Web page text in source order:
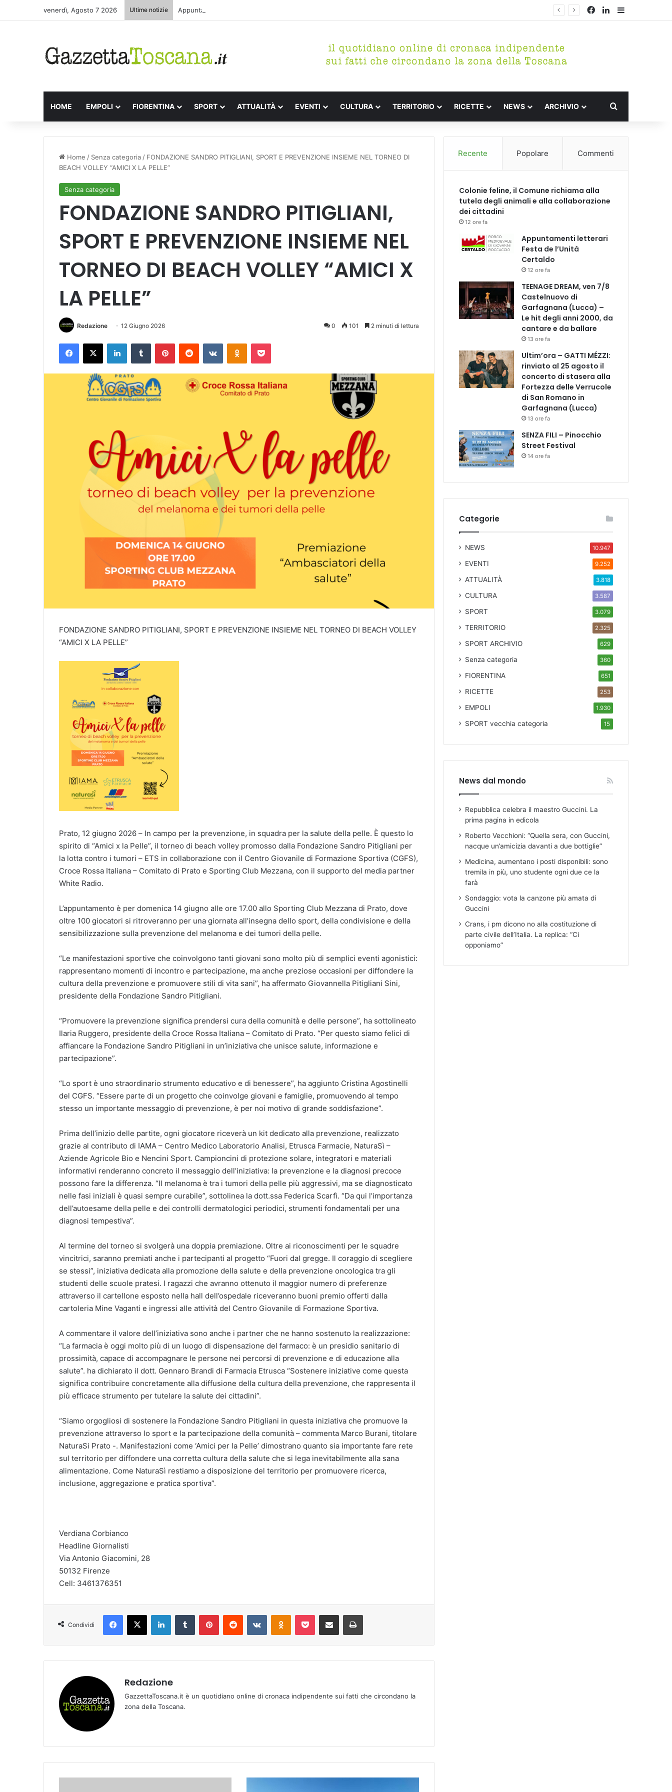
venerdì, Agosto 7 2026 Ultime notizie Appuntamenti letterari Festa de l’Unità Certaldo Facebook
LinkedIn
HOME EMPOLI FIORENTINA SPORT ATTUALITÀ EVENTI CULTURA TERRITORIO RICETTE NEWS ARCHIVIO
Home / Senza categoria / FONDAZIONE SANDRO PITIGLIANI, SPORT E PREVENZIONE INSIEME NEL TORNEO DI
BEACH VOLLEY “AMICI X LA PELLE”
Senza categoria
FONDAZIONE SANDRO PITIGLIANI,
SPORT E PREVENZIONE INSIEME NEL
TORNEO DI BEACH VOLLEY “AMICI X
LA PELLE”
Redazione 12 Giugno 2026 0 101 2 minuti di lettura
FONDAZIONE SANDRO PITIGLIANI, SPORT E PREVENZIONE INSIEME NEL TORNEO DI BEACH VOLLEY
“AMICI X LA PELLE”
Prato, 12 giugno 2026 – In campo per la prevenzione, in squadra per la salute della pelle. È questo lo
spirito di “Amici x la Pelle”, il torneo di beach volley promosso dalla Fondazione Sandro Pitigliani per
la lotta contro i tumori – ETS in collaborazione con il Centro Giovanile di Formazione Sportiva (CGFS),
Croce Rossa Italiana – Comitato di Prato e Sporting Club Mezzana, con il supporto del media partner
White Radio.
L’appuntamento è per domenica 14 giugno alle ore 17.00 allo Sporting Club Mezzana di Prato, dove
oltre 100 giocatori si ritroveranno per una giornata all’insegna dello sport, della condivisione e della
sensibilizzazione sulla prevenzione del melanoma e dei tumori della pelle.
“Le manifestazioni sportive che coinvolgono tanti giovani sono molto più di semplici eventi agonistici:
rappresentano momenti di incontro e partecipazione, ma anche preziose occasioni per diffondere la
cultura della prevenzione e promuovere stili di vita sani”, ha affermato Giovannella Pitigliani Sini,
presidente della Fondazione Sandro Pitigliani.
“Promuovere la prevenzione significa prendersi cura della comunità e delle persone”, ha sottolineato
Ilaria Ruggero, presidente della Croce Rossa Italiana – Comitato di Prato. “Per questo siamo felici di
affiancare la Fondazione Sandro Pitigliani in un’iniziativa che unisce salute, informazione e
partecipazione”.
“Lo sport è uno straordinario strumento educativo e di benessere”, ha aggiunto Cristina Agostinelli
del CGFS. “Essere parte di un progetto che coinvolge giovani e famiglie, promuovendo al tempo
stesso un importante messaggio di prevenzione, è per noi motivo di grande soddisfazione”.
Prima dell’inizio delle partite, ogni giocatore riceverà un kit dedicato alla prevenzione, realizzato
grazie al contributo di IAMA – Centro Medico Laboratorio Analisi, Etrusca Farmacie, NaturaSì –
Aziende Agricole Bio e Nencini Sport. Campioncini di protezione solare, integratori e materiali
informativi renderanno concreto il messaggio dell’iniziativa: la prevenzione e la diagnosi precoce
possono fare la differenza. “Il melanoma è tra i tumori della pelle più aggressivi, ma se diagnosticato
nelle fasi iniziali è quasi sempre curabile”, sottolinea la dott.ssa Federica Scarfì. “Da qui l’importanza
dell’autoesame della pelle e dei controlli dermatologici periodici, strumenti fondamentali per una
diagnosi tempestiva”.
Al termine del torneo si svolgerà una doppia premiazione. Oltre ai riconoscimenti per le squadre
vincitrici, saranno premiati anche i partecipanti al progetto “Fuori dal gregge. Il coraggio di scegliere
se stessi”, iniziativa dedicata alla promozione della salute e della prevenzione oncologica tra gli
studenti delle scuole pratesi. I ragazzi che avranno ottenuto il maggior numero di preferenze
attraverso il cartellone esposto nella hall dell’ospedale riceveranno buoni premio offerti dalla
cartoleria Mine Vaganti e ingressi alle attività del Centro Giovanile di Formazione Sportiva.
A commentare il valore dell’iniziativa sono anche i partner che ne hanno sostenuto la realizzazione:
“La farmacia è oggi molto più di un luogo di dispensazione del farmaco: è un presidio sanitario di
prossimità, capace di accompagnare le persone nei percorsi di prevenzione e di educazione alla
salute”. ha dichiarato il dott. Gennaro Brandi di Farmacia Etrusca “Sostenere iniziative come questa
significa contribuire concretamente alla diffusione della cultura della prevenzione, che rappresenta il
più efficace strumento per tutelare la salute dei cittadini”.
“Siamo orgogliosi di sostenere la Fondazione Sandro Pitigliani in questa iniziativa che promuove la
prevenzione attraverso lo sport e la partecipazione della comunità – commenta Marco Burani, titolare
NaturaSi Prato -. Manifestazioni come ‘Amici per la Pelle’ dimostrano quanto sia importante fare rete
sul territorio per diffondere una corretta cultura della salute che si lega inevitabilmente alla sana
alimentazione. Come NaturaSì restiamo a disposizione del territorio per promuovere ricerca,
inclusione, aggregazione e pratica sportiva”.
Verdiana Corbianco
Headline Giornalisti
Via Antonio Giacomini, 28
50132 Firenze
Cell: 3461376351
Condividi
Redazione
GazzettaToscana.it è un quotidiano online di cronaca indipendente sui fatti che circondano la
zona della Toscana.
Recente Popolare Commenti
Colonie feline, il Comune richiama alla
tutela degli animali e alla collaborazione
dei cittadini
12 ore fa
Appuntamenti letterari
Festa de l’Unità
Certaldo
12 ore fa
TEENAGE DREAM, ven 7/8
Castelnuovo di
Garfagnana (Lucca) –
Le hit degli anni 2000, da
cantare e da ballare
13 ore fa
Ultim’ora – GATTI MÉZZI:
rinviato al 25 agosto il
concerto di stasera alla
Fortezza delle Verrucole
di San Romano in
Garfagnana (Lucca)
13 ore fa
SENZA FILI – Pinocchio
Street Festival
14 ore fa
Categorie
NEWS 10.947
EVENTI 9.252
ATTUALITÀ 3.818
CULTURA 3.587
SPORT 3.079
TERRITORIO 2.325
SPORT ARCHIVIO 629
Senza categoria 360
FIORENTINA 651
RICETTE 253
EMPOLI 1.930
SPORTvecchia categoria 15
News dal mondo
Repubblica celebra il maestro Guccini. La
prima pagina in edicola
Roberto Vecchioni: “Quella sera, con Guccini,
nacque un’amicizia davanti a due bottiglie”
Medicina, aumentano i posti disponibili: sono
tremila in più, uno studente ogni due ce la
farà
Sondaggio: vota la canzone più amata di
Guccini
Crans, i pm dicono no alla costituzione di
parte civile dell’Italia. La replica: “Ci
opponiamo”